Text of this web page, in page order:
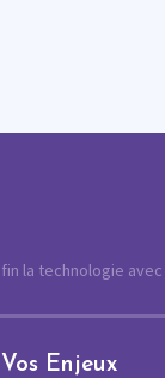
la technologie
Vos Enjeux